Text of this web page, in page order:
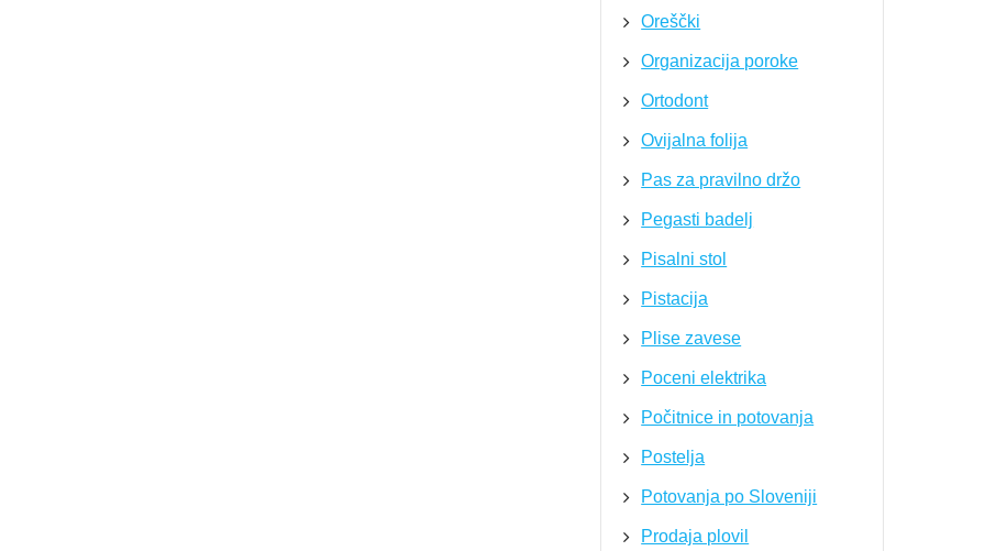
Oreščki
Organizacija poroke
Ortodont
Ovijalna folija
Pas za pravilno držo
Pegasti badelj
Pisalni stol
Pistacija
Plise zavese
Poceni elektrika
Počitnice in potovanja
Postelja
Potovanja po Sloveniji
Prodaja plovil